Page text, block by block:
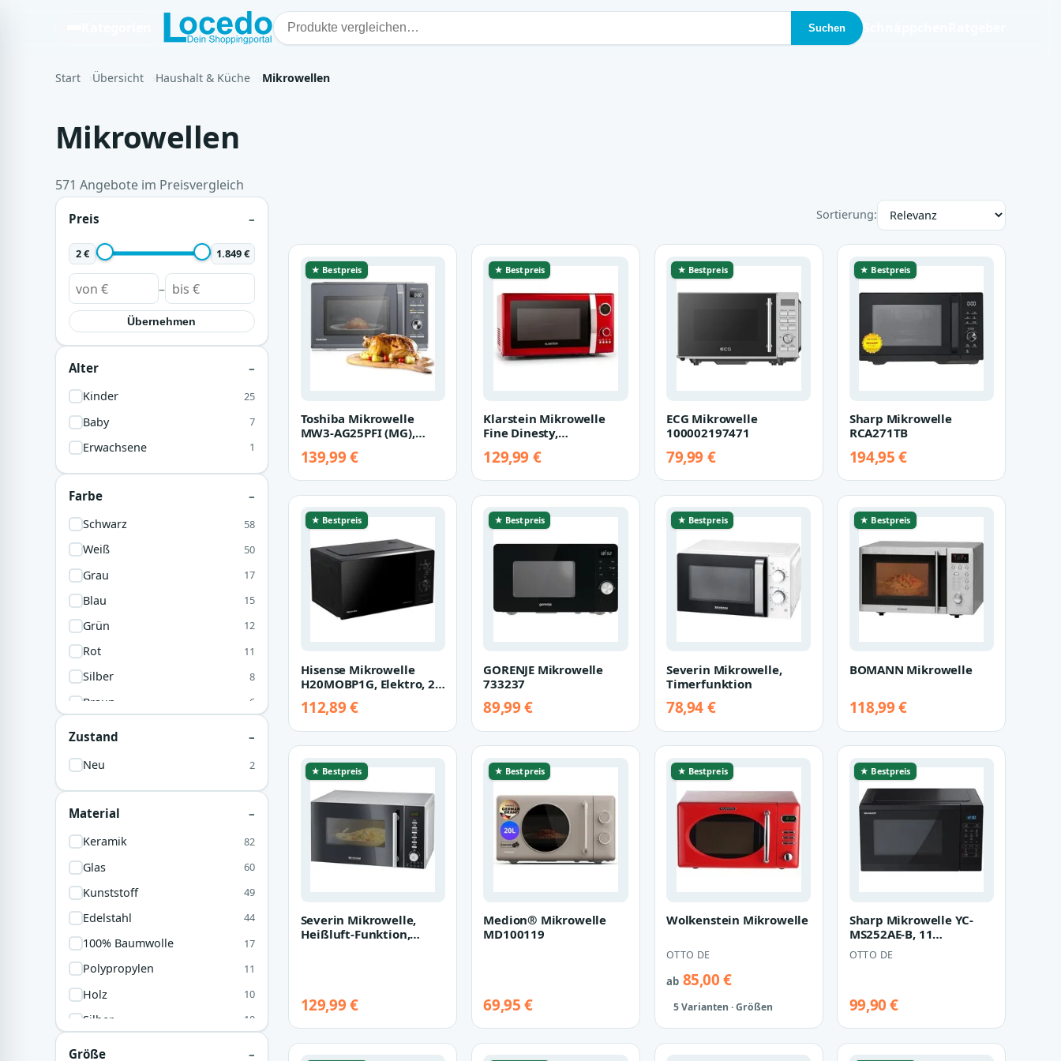
Suchen
Start Übersicht Haushalt & Küche Mikrowellen
Mikrowellen
571 Angebote im Preisvergleich
Preis
2 € 1.849 €
–
Übernehmen
Alter
Kinder 25
Baby 7
Erwachsene 1
Farbe
Schwarz 58
Weiß 50
Grau 17
Blau 15
Grün 12
Rot 11
Silber 8
Braun 6
Zustand
Neu 2
Material
Keramik 82
Glas 60
Kunststoff 49
Edelstahl 44
100% Baumwolle 17
Polypropylen 11
Holz 10
Silber 10
Größe
Sortierung:
★ Bestpreis
Toshiba Mikrowelle
MW3-AG25PFI (MG),
mit Gril…
139,99 €
★ Bestpreis
Klarstein Mikrowelle
Fine Dinesty,
129,99 €
★ Bestpreis
ECG Mikrowelle
100002197471
79,99 €
★ Bestpreis
Sharp Mikrowelle
RCA271TB
194,95 €
★ Bestpreis
Hisense Mikrowelle
H20MOBP1G, Elektro, 20
112,89 €
★ Bestpreis
GORENJE Mikrowelle
733237
89,99 €
★ Bestpreis
Severin Mikrowelle,
Timerfunktion
78,94 €
★ Bestpreis
BOMANN Mikrowelle
118,99 €
★ Bestpreis
Severin Mikrowelle,
Heißluft-Funktion,
129,99 €
★ Bestpreis
Medion® Mikrowelle
MD100119
69,95 €
★ Bestpreis
Wolkenstein Mikrowelle
OTTO DE
ab85,00 €
5 Varianten · Größen
★ Bestpreis
Sharp Mikrowelle YC-
MS252AE-B, 11
Leistungsstufen,
Auftaufunktion
OTTO DE
99,90 €